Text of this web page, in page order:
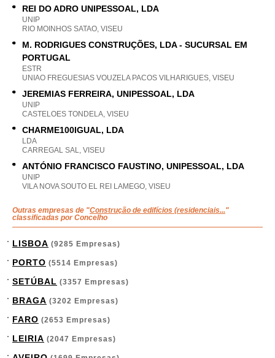
REI DO ADRO UNIPESSOAL, LDA
UNIP
RIO MOINHOS SATAO, VISEU
M. RODRIGUES CONSTRUÇÕES, LDA - SUCURSAL EM
PORTUGAL
ESTR
UNIAO FREGUESIAS VOUZELA PACOS VILHARIGUES, VISEU
JEREMIAS FERREIRA, UNIPESSOAL, LDA
UNIP
CASTELOES TONDELA, VISEU
CHARME100IGUAL, LDA
LDA
CARREGAL SAL, VISEU
ANTÓNIO FRANCISCO FAUSTINO, UNIPESSOAL, LDA
UNIP
VILA NOVA SOUTO EL REI LAMEGO, VISEU
Outras empresas de "Construção de edifícios (residenciais..."
classificadas por Concelho
LISBOA (9285 Empresas)
PORTO (5514 Empresas)
SETÚBAL (3357 Empresas)
BRAGA (3202 Empresas)
FARO (2653 Empresas)
LEIRIA (2047 Empresas)